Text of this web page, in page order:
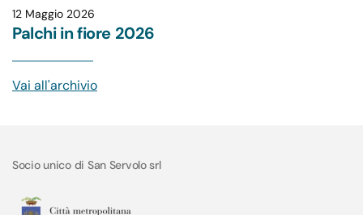
12 Maggio 2026
Palchi in fiore 2026
Vai all'archivio
Socio unico di San Servolo srl